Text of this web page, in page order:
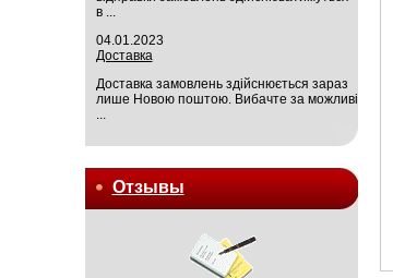
в ...
04.01.2023
Доставка
Доставка замовлень здійснюється зараз
лише Новою поштою. Вибачте за можливі
...
Отзывы